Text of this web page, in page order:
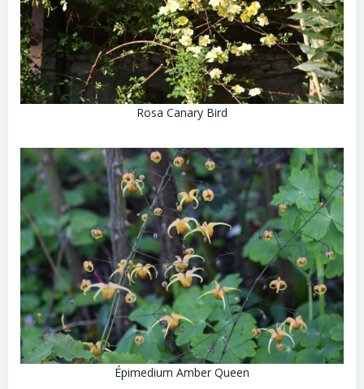
Rosa Canary Bird
Épimedium Amber Queen